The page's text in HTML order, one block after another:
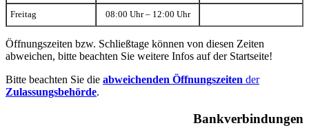
Freitag 08:00 Uhr – 12:00 Uhr
Öffnungszeiten bzw. Schließtage können von diesen Zeiten
abweichen, bitte beachten Sie weitere Infos auf der Startseite!
Bitte beachten Sie die abweichenden Öffnungszeiten der
Zulassungsbehörde.
Bankverbindungen